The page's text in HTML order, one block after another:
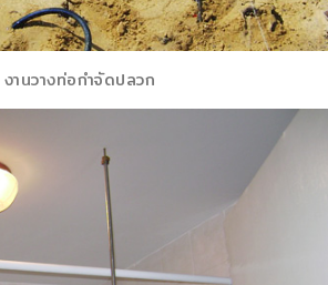
งานวางท่อกำ​จัดปลวก